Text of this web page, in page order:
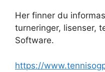
Her finner du
turneringer, lisenser,
Software.
https://